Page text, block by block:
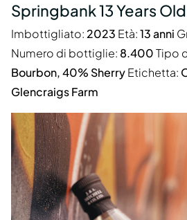
Springbank 13 Years
Imbottigliato: 2023 Età:13 anni
Numero di bottiglie: 8.400Tipo
Bourbon, 40% SherryEtichetta:
Glencraigs Farm